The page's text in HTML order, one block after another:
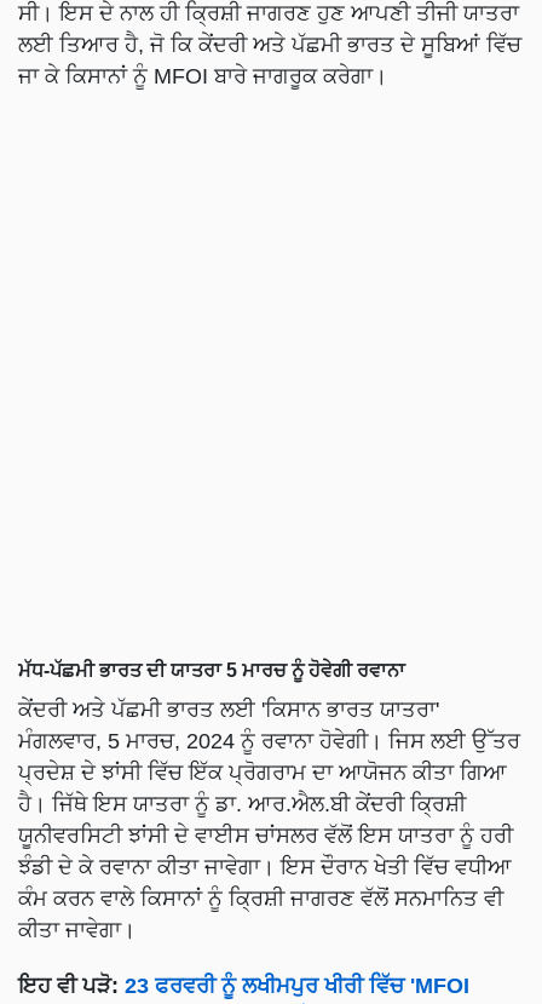
ਸੀ। ਇਸ ਦੇ ਨਾਲ ਹੀ ਕ੍ਰਿਸ਼ੀ ਜਾਗਰਣ ਹੁਣ ਆਪਣੀ ਤੀਜੀ ਯਾਤਰਾ
ਲਈ ਤਿਆਰ ਹੈ, ਜੋ ਕਿ ਕੇਂਦਰੀ ਅਤੇ ਪੱਛਮੀ ਭਾਰਤ ਦੇ ਸੂਬਿਆਂ ਵਿੱਚ
ਜਾ ਕੇ ਕਿਸਾਨਾਂ ਨੂੰ MFOI ਬਾਰੇ ਜਾਗਰੂਕ ਕਰੇਗਾ।
ਮੱਧ-ਪੱਛਮੀ ਭਾਰਤ ਦੀ ਯਾਤਰਾ 5 ਮਾਰਚ ਨੂੰ ਹੋਵੇਗੀ ਰਵਾਨਾ
ਕੇਂਦਰੀ ਅਤੇ ਪੱਛਮੀ ਭਾਰਤ ਲਈ 'ਕਿਸਾਨ ਭਾਰਤ ਯਾਤਰਾ'
ਮੰਗਲਵਾਰ, 5 ਮਾਰਚ, 2024 ਨੂੰ ਰਵਾਨਾ ਹੋਵੇਗੀ। ਜਿਸ ਲਈ ਉੱਤਰ
ਪ੍ਰਦੇਸ਼ ਦੇ ਝਾਂਸੀ ਵਿੱਚ ਇੱਕ ਪ੍ਰੋਗਰਾਮ ਦਾ ਆਯੋਜਨ ਕੀਤਾ ਗਿਆ
ਹੈ। ਜਿੱਥੇ ਇਸ ਯਾਤਰਾ ਨੂੰ ਡਾ. ਆਰ.ਐਲ.ਬੀ ਕੇਂਦਰੀ ਕ੍ਰਿਸ਼ੀ
ਯੂਨੀਵਰਸਿਟੀ ਝਾਂਸੀ ਦੇ ਵਾਈਸ ਚਾਂਸਲਰ ਵੱਲੋਂ ਇਸ ਯਾਤਰਾ ਨੂੰ ਹਰੀ
ਝੰਡੀ ਦੇ ਕੇ ਰਵਾਨਾ ਕੀਤਾ ਜਾਵੇਗਾ। ਇਸ ਦੌਰਾਨ ਖੇਤੀ ਵਿੱਚ ਵਧੀਆ
ਕੰਮ ਕਰਨ ਵਾਲੇ ਕਿਸਾਨਾਂ ਨੂੰ ਕ੍ਰਿਸ਼ੀ ਜਾਗਰਣ ਵੱਲੋਂ ਸਨਮਾਨਿਤ ਵੀ
ਕੀਤਾ ਜਾਵੇਗਾ।
ਇਹ ਵੀ ਪੜੋ: 23 ਫਰਵਰੀ ਨੂੰ ਲਖੀਮਪੁਰ ਖੀਰੀ ਵਿੱਚ 'MFOI